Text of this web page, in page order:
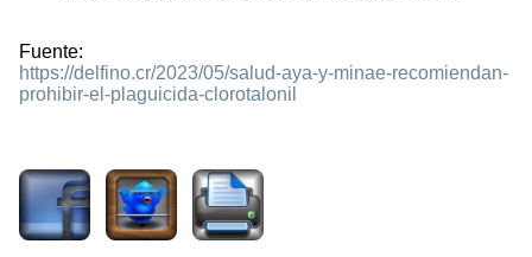
Fuente:
https://delfino.cr/2023/05/salud-aya-y-minae-recomiendan-
prohibir-el-plaguicida-clorotalonil